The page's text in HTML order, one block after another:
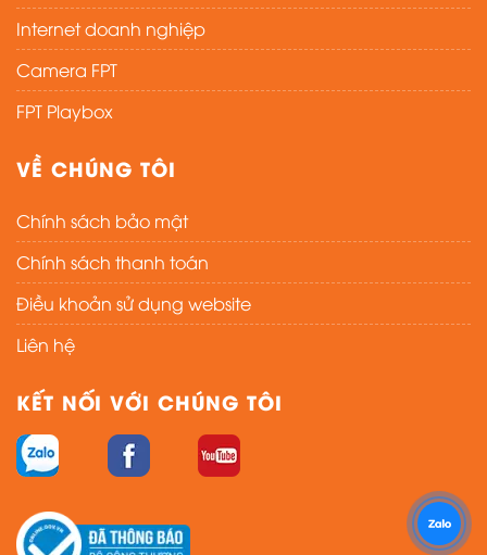
Internet doanh nghiệp
Camera FPT
FPT Playbox
VỀ CHÚNG TÔI
Chính sách bảo mật
Chính sách thanh toán
Điều khoản sử dụng website
Liên hệ
KẾT NỐI VỚI CHÚNG TÔI